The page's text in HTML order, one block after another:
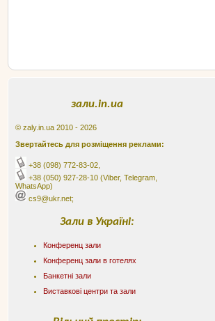
зали.in.ua
© zaly.in.ua 2010 - 2026
Звертайтесь для розміщення реклами:
+38 (098) 772-83-02
+38 (050) 927-28-10 (Viber, Telegram,
WhatsApp)
cs9@ukr.net;
Зали в Україні:
Конференц зали
Конференц зали в готелях
Банкетні зали
Виставкові центри та зали